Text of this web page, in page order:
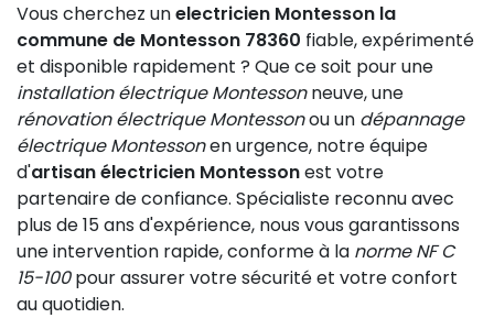
Vous cherchez unelectricien Montesson la
commune de Montesson 78360 fiable, expérimenté
et disponible rapidement ? Que ce soit pour une
installation électrique Montessonneuve, une
rénovation électrique Montessonou un dépannage
électrique Montessonen urgence, notre équipe
d'artisan électricien Montessonest votre
partenaire de confiance. Spécialiste reconnu avec
plus de 15 ans d'expérience, nous vous garantissons
une intervention rapide, conforme à la norme NF C
15-100pour assurer votre sécurité et votre confort
au quotidien.